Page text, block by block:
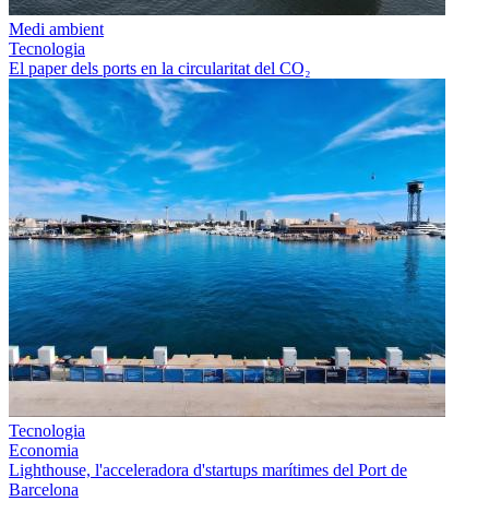
Medi ambient
Tecnologia
El paper dels ports en la circularitat del CO₂
Tecnologia
Economia
Lighthouse, l'acceleradora d'startups marítimes del Port de
Barcelona